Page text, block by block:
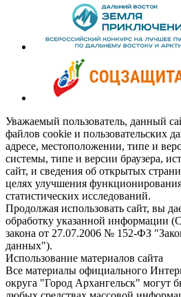
Уважаемый пользователь, данный
файлов cookie и пользовательских
адресе, местоположении, типе и
системы, типе и версии браузера,
сайт, и сведения об открытых
целях улучшения
статистических исследований.
Продолжая использовать сайт, вы
обработку указанной информации
закона от 27.07.2006 № 152-ФЗ
данных").
Использование материалов сайта
Все материалы официального
округа "Город Архангельск" могут